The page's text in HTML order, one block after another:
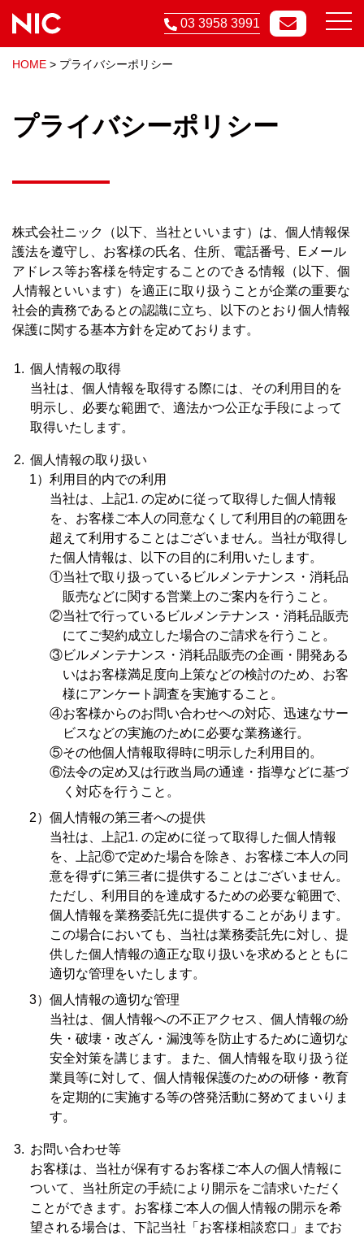
03 3958 3991
HOME > プライバシーポリシー
プライバシーポリシー
株式会社ニック（以下、当社といいます）は、個人情報保
護法を遵守し、お客様の氏名、住所、電話番号、Eメール
アドレス等お客様を特定することのできる情報（以下、個
人情報といいます）を適正に取り扱うことが企業の重要な
社会的責務であるとの認識に立ち、以下のとおり個人情報
保護に関する基本方針を定めております。
個人情報の取得
当社は、個人情報を取得する際には、その利用目的を
明示し、必要な範囲で、適法かつ公正な手段によって
取得いたします。
個人情報の取り扱い
利用目的内での利用
当社は、上記1. の定めに従って取得した個人情報
を、お客様ご本人の同意なくして利用目的の範囲を
超えて利用することはございません。当社が取得し
た個人情報は、以下の目的に利用いたします。
①当社で取り扱っているビルメンテナンス・消耗品
販売などに関する営業上のご案内を行うこと。
②当社で行っているビルメンテナンス・消耗品販売
にてご契約成立した場合のご請求を行うこと。
③ビルメンテナンス・消耗品販売の企画・開発ある
いはお客様満足度向上策などの検討のため、お客
様にアンケート調査を実施すること。
④お客様からのお問い合わせへの対応、迅速なサー
ビスなどの実施のために必要な業務遂行。
⑤その他個人情報取得時に明示した利用目的。
⑥法令の定め又は行政当局の通達・指導などに基づ
く対応を行うこと。
個人情報の第三者への提供
当社は、上記1. の定めに従って取得した個人情報
を、上記⑥で定めた場合を除き、お客様ご本人の同
意を得ずに第三者に提供することはございません。
ただし、利用目的を達成するための必要な範囲で、
個人情報を業務委託先に提供することがあります。
この場合においても、当社は業務委託先に対し、提
供した個人情報の適正な取り扱いを求めるとともに
適切な管理をいたします。
個人情報の適切な管理
当社は、個人情報への不正アクセス、個人情報の紛
失・破壊・改ざん・漏洩等を防止するために適切な
安全対策を講じます。また、個人情報を取り扱う従
業員等に対して、個人情報保護のための研修・教育
を定期的に実施する等の啓発活動に努めてまいりま
す。
お問い合わせ等
お客様は、当社が保有するお客様ご本人の個人情報に
ついて、当社所定の手続により開示をご請求いただく
ことができます。お客様ご本人の個人情報の開示を希
望される場合は、下記当社「お客様相談窓口」までお